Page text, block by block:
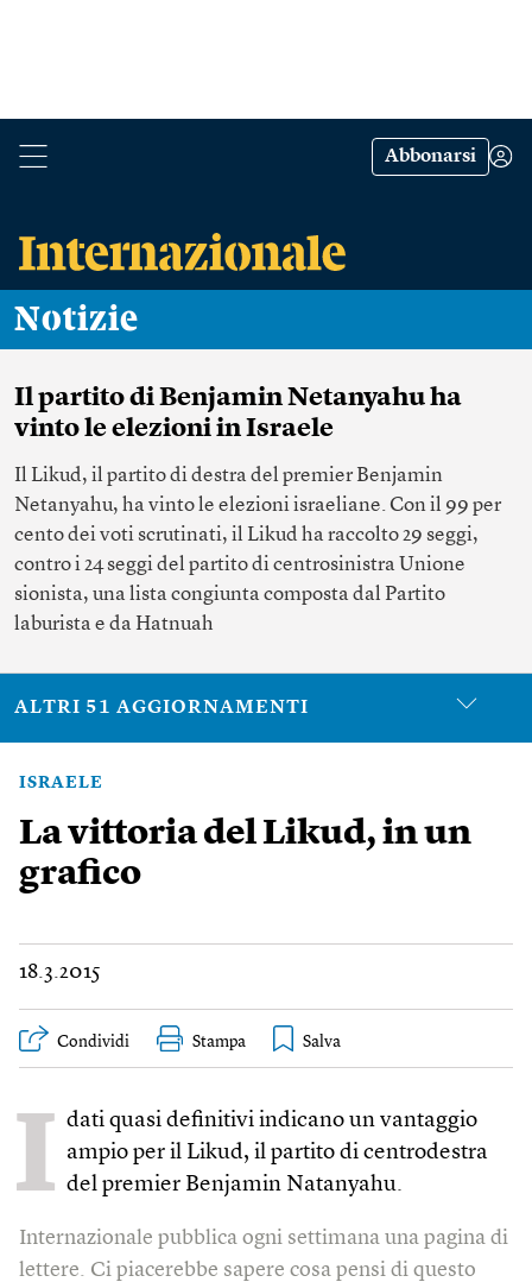
Abbonarsi
Notizie
Il partito di Benjamin Netanyahu ha
vinto le elezioni in Israele
Il Likud, il partito di destra del premier Benjamin
Netanyahu, ha vinto le elezioni israeliane. Con il 99 per
cento dei voti scrutinati, il Likud ha raccolto 29 seggi,
contro i 24 seggi del partito di centrosinistra Unione
sionista, una lista congiunta composta dal Partito
laburista e da Hatnuah
ALTRI 51 AGGIORNAMENTI
ISRAELE
La vittoria del Likud, in un
grafico
18.3.2015
Condividi Stampa
I dati quasi definitivi indicano un vantaggio
ampio per il Likud, il partito di centrodestra
del premier Benjamin Natanyahu.
Internazionale pubblica ogni settimana una pagina di
lettere. Ci piacerebbe sapere cosa pensi di questo